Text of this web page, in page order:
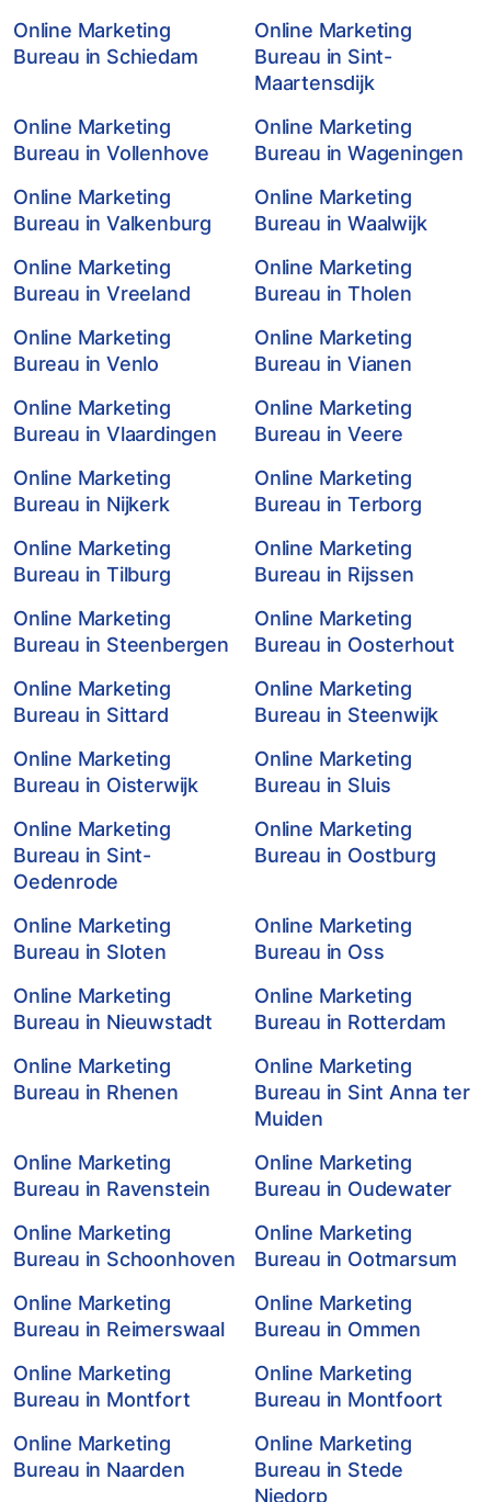
Online Marketing
Bureau in Schiedam
Online Marketing
Bureau in Sint-
Maartensdijk
Online Marketing
Bureau in Vollenhove
Online Marketing
Bureau in Wageningen
Online Marketing
Bureau in Valkenburg
Online Marketing
Bureau in Waalwijk
Online Marketing
Bureau in Vreeland
Online Marketing
Bureau in Tholen
Online Marketing
Bureau in Venlo
Online Marketing
Bureau in Vianen
Online Marketing
Bureau in Vlaardingen
Online Marketing
Bureau in Veere
Online Marketing
Bureau in Nijkerk
Online Marketing
Bureau in Terborg
Online Marketing
Bureau in Tilburg
Online Marketing
Bureau in Rijssen
Online Marketing
Bureau in Steenbergen
Online Marketing
Bureau in Oosterhout
Online Marketing
Bureau in Sittard
Online Marketing
Bureau in Steenwijk
Online Marketing
Bureau in Oisterwijk
Online Marketing
Bureau in Sluis
Online Marketing
Bureau in Sint-
Oedenrode
Online Marketing
Bureau in Oostburg
Online Marketing
Bureau in Sloten
Online Marketing
Bureau in Oss
Online Marketing
Bureau in Nieuwstadt
Online Marketing
Bureau in Rotterdam
Online Marketing
Bureau in Rhenen
Online Marketing
Bureau in Sint Anna ter
Muiden
Online Marketing
Bureau in Ravenstein
Online Marketing
Bureau in Oudewater
Online Marketing
Bureau in Schoonhoven
Online Marketing
Bureau in Ootmarsum
Online Marketing
Bureau in Reimerswaal
Online Marketing
Bureau in Ommen
Online Marketing
Bureau in Montfort
Online Marketing
Bureau in Montfoort
Online Marketing
Bureau in Naarden
Online Marketing
Bureau in Stede
Niedorp